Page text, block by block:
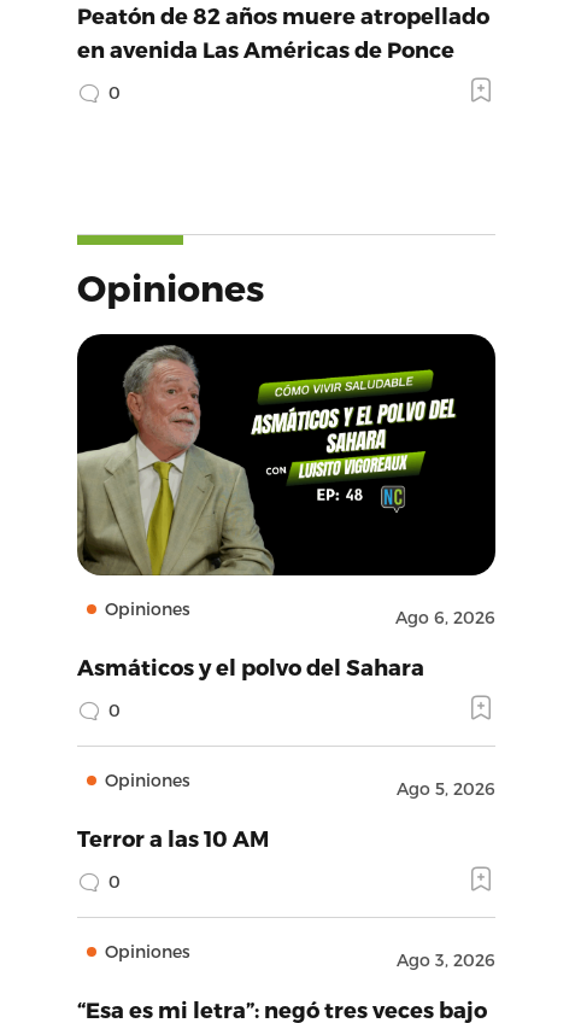
Peatón de 82 años muere atropellado
en avenida Las Américas de Ponce
0
Opiniones
Opiniones Ago 6, 2026
Asmáticos y el polvo del Sahara
0
Opiniones Ago 5, 2026
Terror a las 10 AM
0
Opiniones Ago 3, 2026
“Esa es mi letra”: negó tres veces bajo